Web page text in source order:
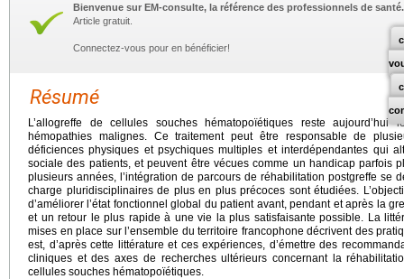
Bienvenue sur EM-consulte, la référence des professionnels de santé.
Article gratuit.
Connectez-vous pour en bénéficier!
Résumé
L’allogreffe de cellules souches hématopoïétiques reste
hémopathies malignes. Ce traitement peut être responsable de
déficiences physiques et psychiques multiples et interdépendantes qui
sociale des patients, et peuvent être vécues comme un handicap parfois
plusieurs années, l’intégration de parcours de réhabilitation postgreffe se
charge pluridisciplinaires de plus en plus précoces sont étudiées.
d’améliorer l’état fonctionnel global du patient avant, pendant et après la
et un retour le plus rapide à une vie la plus satisfaisante possible. La
mises en place sur l’ensemble du territoire francophone décrivent des
est, d’après cette littérature et ces expériences, d’émettre des
cliniques et des axes de recherches ultérieurs concernant la
cellules souches hématopoïétiques.